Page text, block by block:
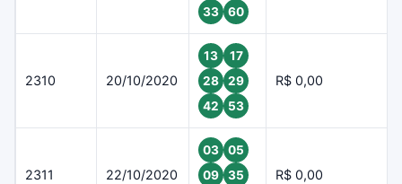
33
60
2310 20/10/2020
13
17
28
29
42
53
R$ 0,00
2311 22/10/2020
03
05
09
35
R$ 0,00